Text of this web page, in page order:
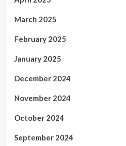
March 2025
February 2025
January 2025
December 2024
November 2024
October 2024
September 2024